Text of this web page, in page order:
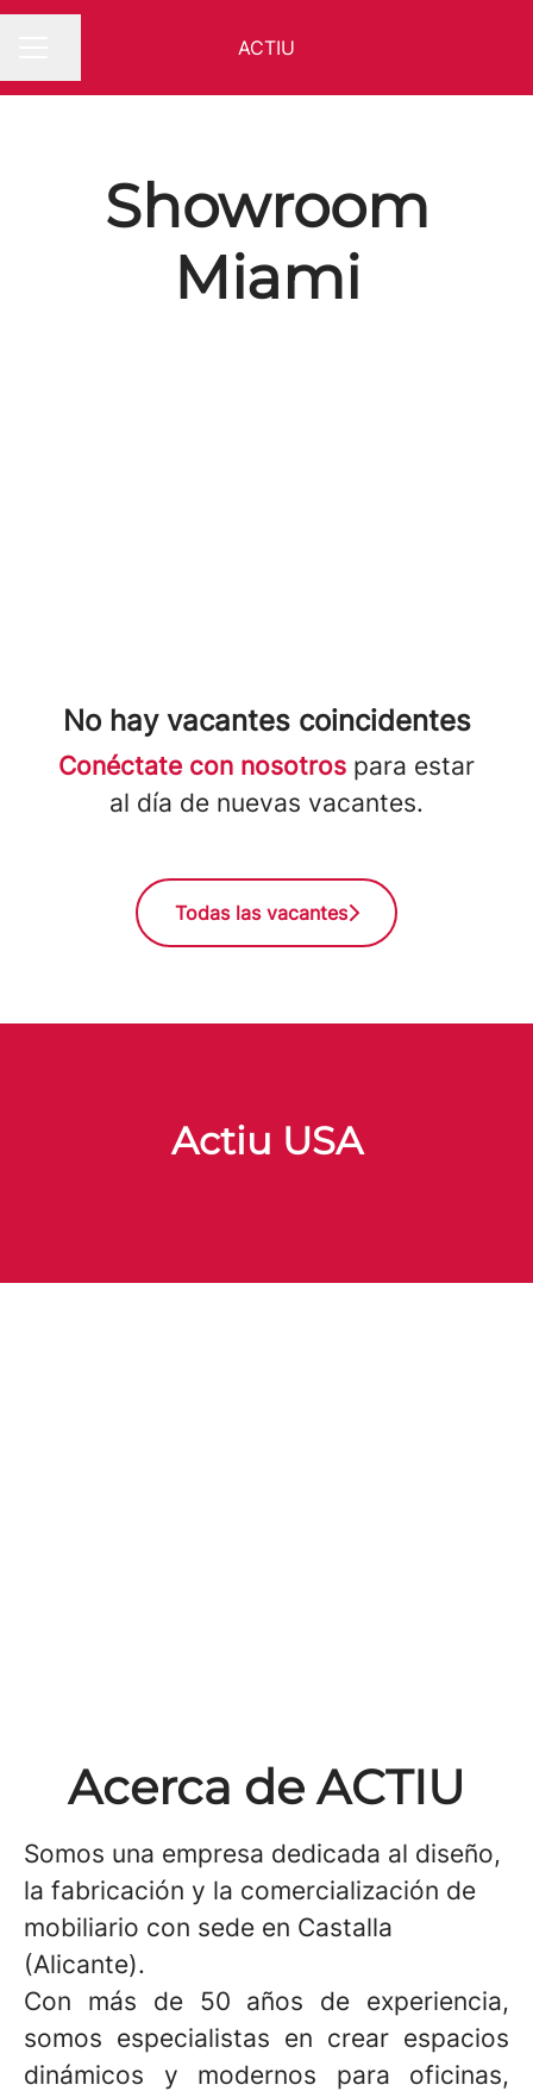
ACTIU
Showroom
Miami
No hay vacantes coincidentes
Conéctate con nosotros para estar
al día de nuevas vacantes.
Todas las vacantes
Actiu USA
Acerca de ACTIU
Somos una empresa dedicada al diseño,
la fabricación y la comercialización de
mobiliario con sede en Castalla
(Alicante).
Con más de 50 años de experiencia,
somos especialistas en crear espacios
dinámicos y modernos para oficinas,